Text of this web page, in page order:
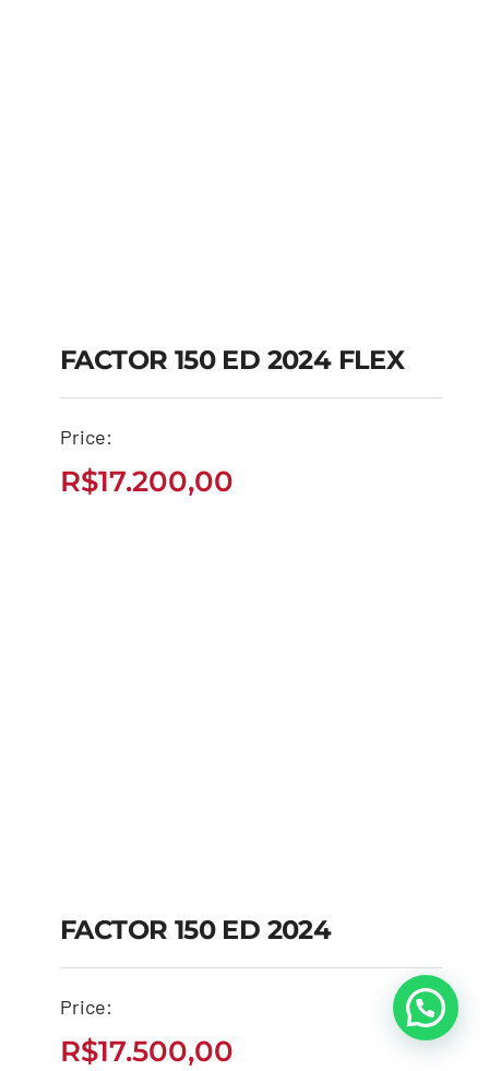
FACTOR 150 ED 2024
FLEX
FACTOR 150 ED 2024 FLEX
Price:
R$17.200,00
FACTOR 150 ED 2024
R$17.500,00
FACTOR 150 ED 2024
Price:
R$17.500,00